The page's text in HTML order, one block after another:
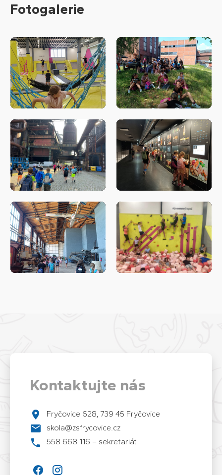
Fotogalerie
Kontaktujte nás
Fryčovice 628, 739 45 Fryčovice
skola@zsfrycovice.cz
558 668 116 – sekretariát